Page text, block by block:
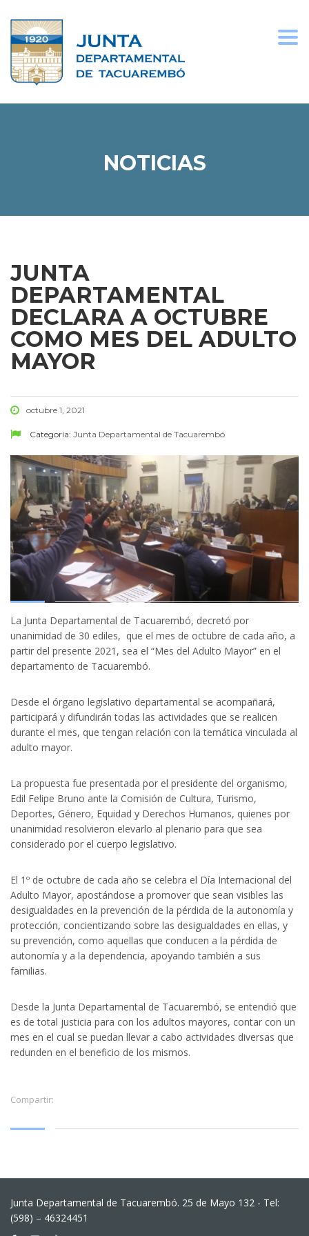
NOTICIAS
JUNTA
DEPARTAMENTAL
DECLARA A OCTUBRE
COMO MES DEL ADULTO
MAYOR
octubre 1, 2021
Categoría: Junta Departamental de Tacuarembó
La Junta Departamental de Tacuarembó, decretó por
unanimidad de 30 ediles, que el mes de octubre de cada año, a
partir del presente 2021, sea el “Mes del Adulto Mayor” en el
departamento de Tacuarembó.
Desde el órgano legislativo departamental se acompañará,
participará y difundirán todas las actividades que se realicen
durante el mes, que tengan relación con la temática vinculada al
adulto mayor.
La propuesta fue presentada por el presidente del organismo,
Edil Felipe Bruno ante la Comisión de Cultura, Turismo,
Deportes, Género, Equidad y Derechos Humanos, quienes por
unanimidad resolvieron elevarlo al plenario para que sea
considerado por el cuerpo legislativo.
El 1º de octubre de cada año se celebra el Día Internacional del
Adulto Mayor, apostándose a promover que sean visibles las
desigualdades en la prevención de la pérdida de la autonomía y
protección, concientizando sobre las desigualdades en ellas, y
su prevención, como aquellas que conducen a la pérdida de
autonomía y a la dependencia, apoyando también a sus
familias.
Desde la Junta Departamental de Tacuarembó, se entendió que
es de total justicia para con los adultos mayores, contar con un
mes en el cual se puedan llevar a cabo actividades diversas que
redunden en el beneficio de los mismos.
Compartir:
Junta Departamental de Tacuarembó. 25 de Mayo 132 - Tel:
(598) – 46324451